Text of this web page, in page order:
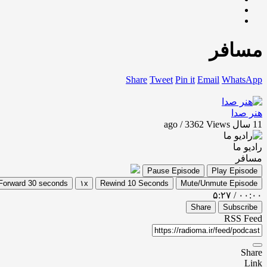
مسافر
Share Tweet Pin it Email WhatsApp
هنر صدا
11 سال ago / 3362
Views
رادیو ما
مسافر
Play Episode
Pause Episode
Mute/Unmute Episode
Rewind 10 Seconds ۱x 30 seconds
۰۰:۰۰ / ۵:۲۷
Subscribe
Share
RSS Feed
Share
Link